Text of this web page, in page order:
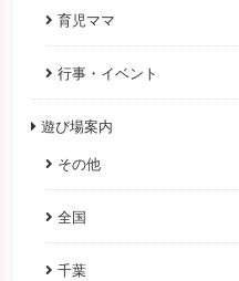
育児ママ
行事・イベント
遊び場案内
その他
全国
千葉